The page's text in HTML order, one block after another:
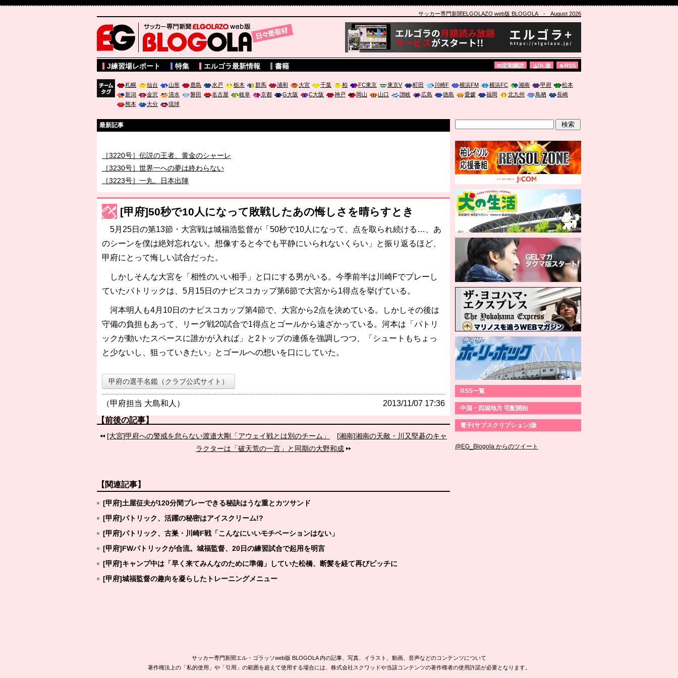
サッカー専門新聞ELGOLAZO web版 BLOGOLA- August 2026
サッカー専門新聞ELGOLAZO web版 BLOGOLA
J練習場レポート 特集 エルゴラ最新情報 書籍 定期購読 DL版 RSS
札幌 仙台 山形 鹿島 水戸 栃木 群馬 浦和 大宮 千葉 柏 FC東京 東京V 町田 川崎F 横浜FM 横浜FC 湘南 甲府
松本
新潟
金沢 清水 磐田 名古屋 岐阜 京都 G大阪 C大阪 神戸 岡山 山口 讃岐 広島 徳島 愛媛 福岡 北九州 鳥栖
長崎
熊本
大分 琉球
最新記事
［3220号］伝説の王者、黄金のシャーレ
［3230号］世界一への夢は終わらない
［3223号］一丸。日本出陣
［3222号］史上最大のW杯開幕 注目は「個」
長谷川 アーリアジャスールさんがシンポジウム「気候変動から命を守る ～エネルギー危機時代の猛暑対策～」に登壇
[甲府]50秒で10人になって敗戦したあの悔しさを晴らすとき
5月25日の第13節・大宮戦は城福浩監督が「50秒で10人になって、点を取られ続ける…、あ
のシーンを僕は絶対忘れない。想像すると今でも平静にいられないくらい」と振り返るほど、
甲府にとって悔しい試合だった。
しかしそんな大宮を「相性のいい相手」と口にする男がいる。今季前半は川崎Fでプレーし
ていたパトリックは、5月15日のナビスコカップ第6節で大宮から1得点を挙げている。
河本明人も4月10日のナビスコカップ第4節で、大宮から2点を決めている。しかしその後は
守備の負担もあって、リーグ戦20試合で1得点とゴールから遠ざかっている。河本は「パトリ
ックが動いたスペースに誰かが入れば」と2トップの連係を強調しつつ、「シュートもちょっ
と少ないし、狙っていきたい」とゴールへの想いを口にしていた。
甲府の選手名鑑（クラブ公式サイト）
（甲府担当 大島和人） 2013/11/07 17:36
【前後の記事】
[大宮]甲府への警戒を怠らない渡邉大剛「アウェイ戦とは別のチーム」
[湘南]湘南の天敵・川又堅碁のキャ
ラクターは「破天荒の一言」と同期の大野和成
【関連記事】
[甲府]土屋征夫が120分間プレーできる秘訣はうな重とカツサンド
[甲府]パトリック、活躍の秘密はアイスクリーム!?
[甲府]パトリック、古巣・川崎F戦「こんなにいいモチベーションはない」
[甲府]FWパトリックが合流。城福監督、20日の練習試合で起用を明言
[甲府]キャンプ中は「早く来てみんなのために準備」していた松橋、断髪を経て再びピッチに
[甲府]城福監督の趣向を凝らしたトレーニングメニュー
RSS一覧
中国・四国地方 宅配開始
電子(サブスクリプション)版
@EG_Blogola からのツイート
サッカー専門新聞エル・ゴラッソweb版 BLOGOLA 内の記事、写真、イラスト、動画、音声などのコンテンツについて
著作権法上の「私的使用」や「引用」の範囲を超えて使用する場合には、株式会社スクワッドや当該コンテンツの著作権者の使用許諾が必要となります。